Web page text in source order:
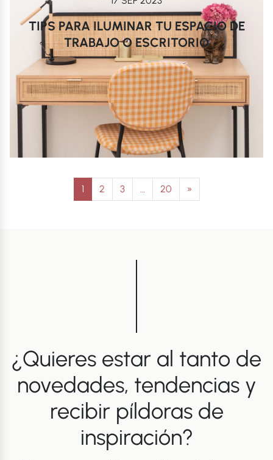
TIPS PARA ILUMINAR TU ESPACIO DE
TRABAJO O ESCRITORIO
Navegación de entradas
1 2 3 20 »
¿Quieres estar al tanto de
novedades, tendencias y
recibir píldoras de
inspiración?